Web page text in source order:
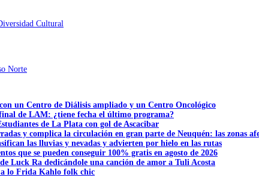
Cultural
Norte
un Centro de Diálisis ampliado y un Centro Oncológico
de LAM: ¿tiene fecha el último programa?
de La Plata con gol de Ascacibar
y complica la circulación en gran parte de Neuquén: las zonas
las lluvias y nevadas y advierten por hielo en las rutas
que se pueden conseguir 100% gratis en agosto de 2026
Luck Ra dedicándole una canción de amor a Tuli Acosta
lo Frida Kahlo folk chic